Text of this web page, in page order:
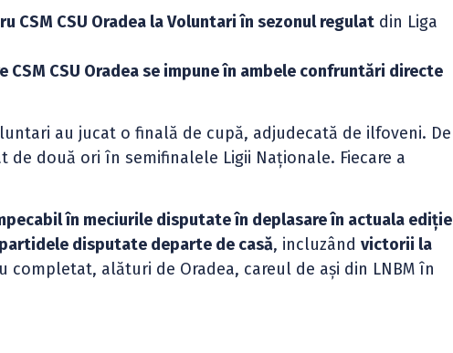
CSM CSU Oradea la Voluntari în sezonul regulat din Liga
CSM CSU Oradea se impune în ambele confruntări directe
au jucat o finală de cupă, adjudecată de ilfoveni. De
de două ori în semifinalele Ligii Naționale. Fiecare a
în meciurile disputate în deplasare în actuala ediție
disputate departe de casă, incluzândvictorii la
completat, alături de Oradea, careul de ași din LNBM în